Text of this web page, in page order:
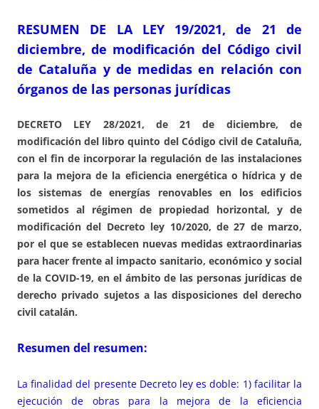
RESUMEN DE LA LEY 19/2021, de 21 de
diciembre, de modificación del Código civil
de Cataluña y de medidas en relación con
órganos de las personas jurídicas
DECRETO LEY 28/2021, de 21 de diciembre, de
modificación del libro quinto del Código civil de Cataluña,
con el fin de incorporar la regulación de las instalaciones
para la mejora de la eficiencia energética o hídrica y de
los sistemas de energías renovables en los edificios
sometidos al régimen de propiedad horizontal, y de
modificación del Decreto ley 10/2020, de 27 de marzo,
por el que se establecen nuevas medidas extraordinarias
para hacer frente al impacto sanitario, económico y social
de la COVID-19, en el ámbito de las personas jurídicas de
derecho privado sujetos a las disposiciones del derecho
civil catalán.
Resumen del resumen:
La finalidad del presente Decreto ley es doble: 1) facilitar la
ejecución de obras para la mejora de la eficiencia